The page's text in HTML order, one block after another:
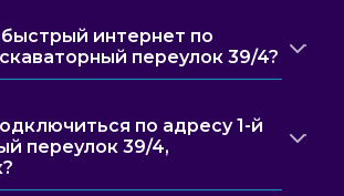
интернет по
переулок 39/4?
по адресу 1-й
переулок 39/4,